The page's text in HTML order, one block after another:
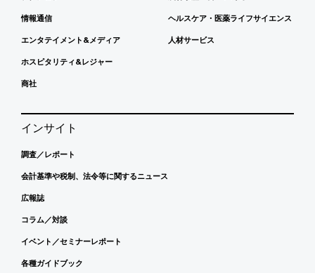
情報通信
エンタテイメント&メディア
ホスピタリティ&レジャー
商社
ヘルスケア・医薬ライフサイエンス
人材サービス
インサイト
調査／レポート
会計基準や税制、法令等に関するニュース
広報誌
コラム／対談
イベント／セミナーレポート
各種ガイドブック